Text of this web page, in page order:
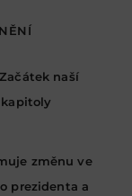
naší
změnu ve
prezidenta a